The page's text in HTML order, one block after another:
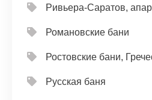
Ривьера-Саратов,
Романовские бани
Ростовские бани,
Русская баня